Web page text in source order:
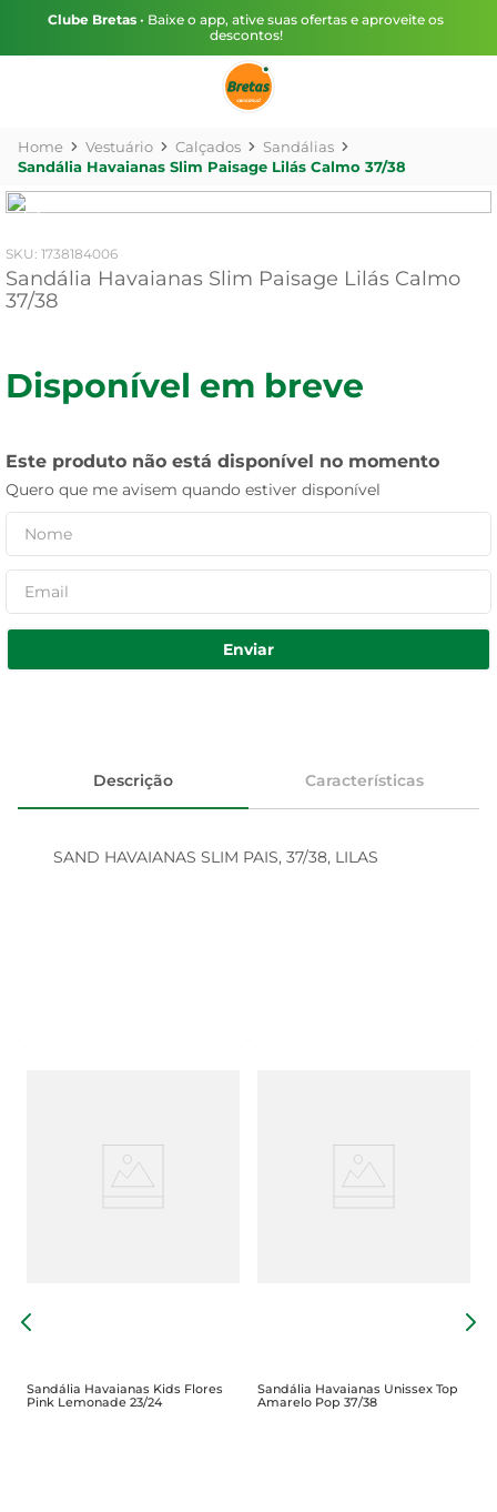
Clube Bretas • Baixe o app, ative suas ofertas e aproveite os
descontos!
Vestuário Calçados
Sandálias
Sandália Havaianas Slim Paisage Lilás Calmo 37/38
: 1738184006
Sandália Havaianas Slim Paisage Lilás Calmo
37/38
Disponível em breve
Este produto não está disponível no momento
Quero que me avisem quando estiver disponível
Enviar
Descrição Características
SAND HAVAIANAS SLIM PAIS, 37/38, LILAS
Sandália Havaianas Kids Flores
Pink Lemonade 23/24
Sandália Havaianas Unissex Top
Amarelo Pop 37/38